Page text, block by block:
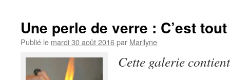
Une perle de verre : C’est
Publié le mardi 30 août 2016par Marilyne
Cette galerie